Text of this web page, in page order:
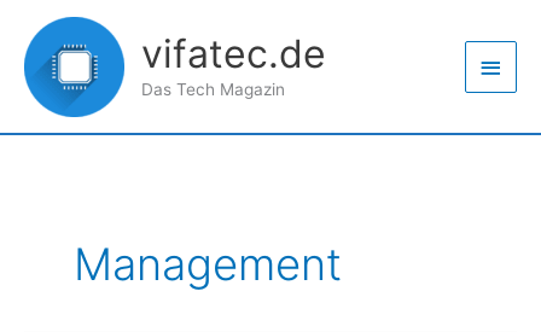
Inhalt
springen
vifatec.de
Das Tech Magazin
Management